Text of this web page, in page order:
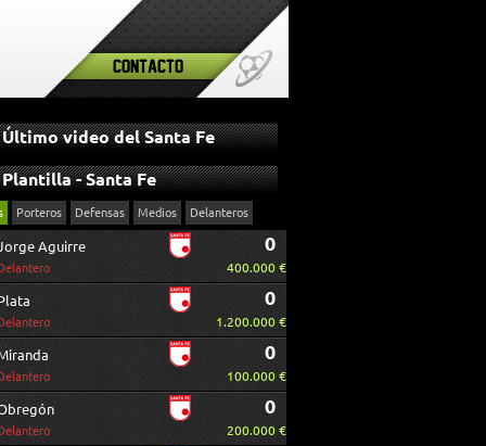
Contacto
Último video del Santa Fe
Plantilla - Santa Fe
Porteros Defensas Medios Delanteros
Aguirre 0
400.000 €
0
1.200.000 €
0
100.000 €
0
200.000 €